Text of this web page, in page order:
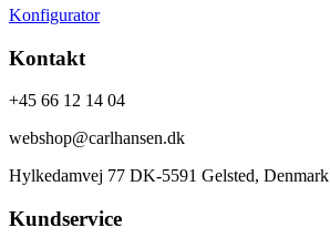
Konfigurator
Kontakt
+45 66 12 14 04
webshop@carlhansen.dk
Hylkedamvej 77 DK-5591 Gelsted, Denmark
Kundservice